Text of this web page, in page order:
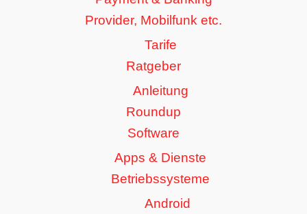
Provider, Mobilfunk etc.
Tarife
Ratgeber
Anleitung
Roundup
Software
Apps & Dienste
Betriebssysteme
Android